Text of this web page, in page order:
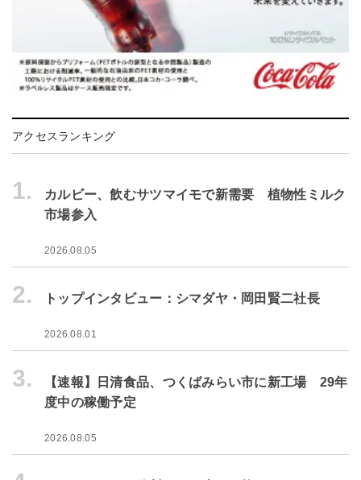
アクセスランキング
1.
カルビー、飲むサツマイモで新需要 植物性ミルク
市場参入
2026.08.05
2. トップインタビュー：シマダヤ・岡田賢二社長
2026.08.01
3.
【速報】日清食品、つくばみらい市に新工場 29年
度中の稼働予定
2026.08.05